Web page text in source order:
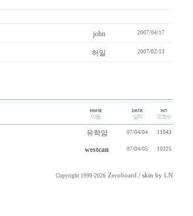
john 2007/04/17
허일 2007/02/13
유학맘 07/04/04 11043
westcan 07/04/05 10325
Copyright 1999-2026 Zeroboard / skin by LN